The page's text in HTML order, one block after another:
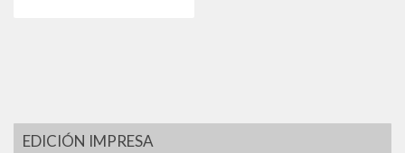
EDICIÓN IMPRESA